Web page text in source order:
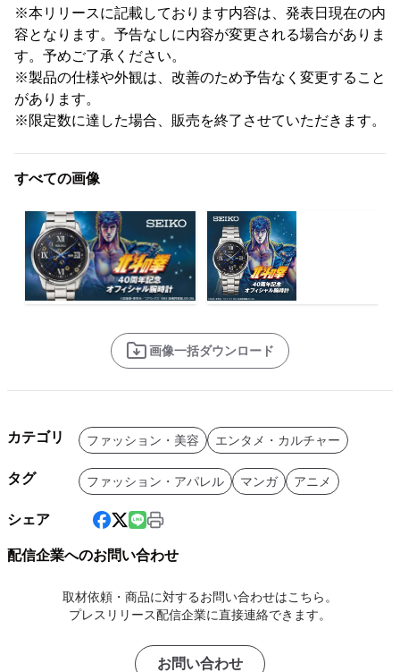
※本リリースに記載しております内容は、発表日現在の内
容となります。予告なしに内容が変更される場合がありま
す。予めご了承ください。
※製品の仕様や外観は、改善のため予告なく変更すること
があります。
※限定数に達した場合、販売を終了させていただきます。
すべての画像
画像一括ダウンロード
カテゴリ ファッション・美容 エンタメ・カルチャー
タグ ファッション・アパレル マンガ アニメ
シェア
配信企業へのお問い合わせ
取材依頼・商品に対するお問い合わせはこちら。
プレスリリース配信企業に直接連絡できます。
お問い合わせ